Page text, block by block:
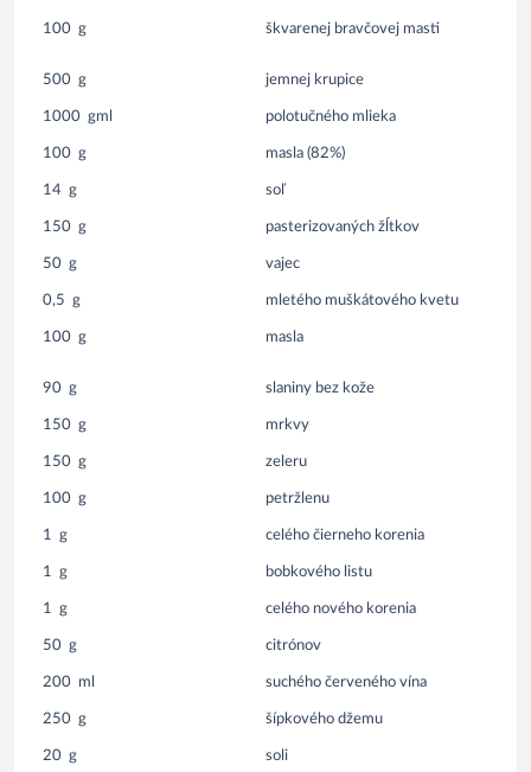
100 g škvarenej bravčovej masti
500 g jemnej krupice
1000 gml polotučného mlieka
100 g masla (82%)
14 g soľ
150 g pasterizovaných žĺtkov
50 g vajec
0,5 g mletého muškátového kvetu
100 g masla
90 g slaniny bez kože
150 g mrkvy
150 g zeleru
100 g petržlenu
1 g celého čierneho korenia
1 g bobkového listu
1 g celého nového korenia
50 g citrónov
200 ml suchého červeného vína
250 g šípkového džemu
20 g soli